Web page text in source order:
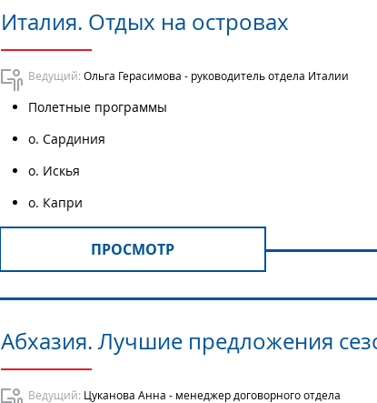
Италия. Отдых на островах
Ведущий: Ольга Герасимова - руководитель отдела Италии
Полетные программы
о. Сардиния
о. Искья
о. Капри
ПРОСМОТР
Абхазия. Лучшие предложения
Ведущий: Цуканова Анна - менеджер договорного отдела